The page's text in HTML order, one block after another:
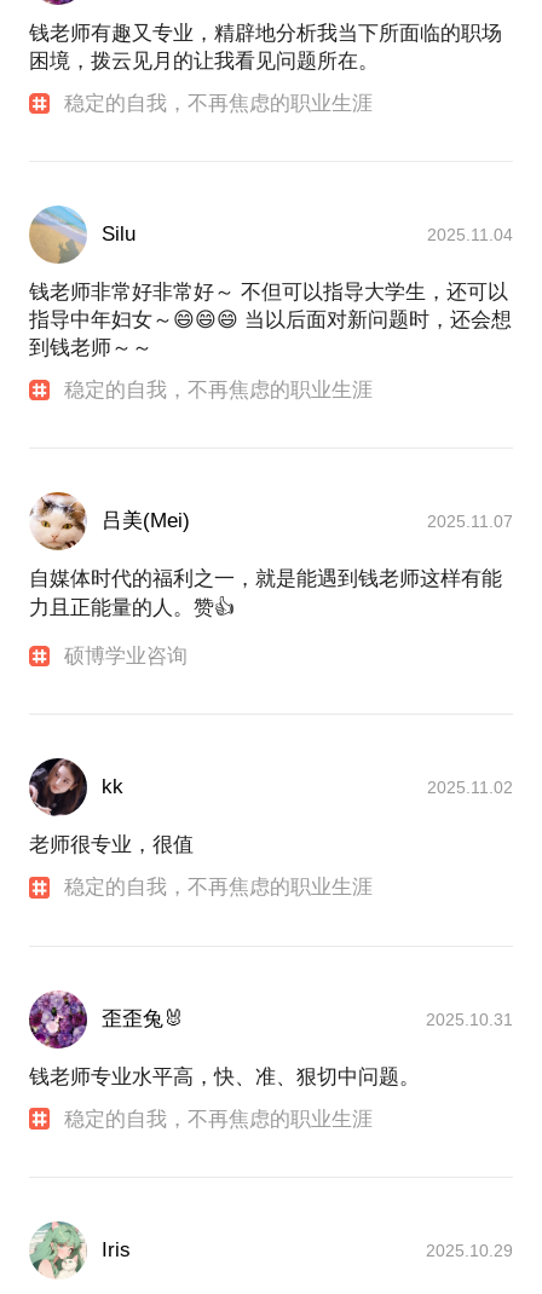
钱老师有趣又专业，精辟地分析我当下所面临的职场
困境，拨云见月的让我看见问题所在。
稳定的自我，不再焦虑的职业生涯
Silu 2025.11.04
钱老师非常好非常好～ 不但可以指导大学生，还可以
指导中年妇女～😄😄😄 当以后面对新问题时，还会想
到钱老师～～
稳定的自我，不再焦虑的职业生涯
吕美(Mei) 2025.11.07
自媒体时代的福利之一，就是能遇到钱老师这样有能
力且正能量的人。赞👍
硕博学业咨询
kk 2025.11.02
老师很专业，很值
稳定的自我，不再焦虑的职业生涯
歪歪兔🐰 2025.10.31
钱老师专业水平高，快、准、狠切中问题。
稳定的自我，不再焦虑的职业生涯
Iris 2025.10.29